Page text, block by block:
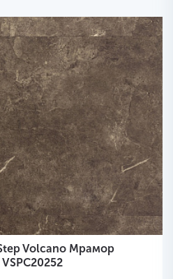
Volcano Мрамор